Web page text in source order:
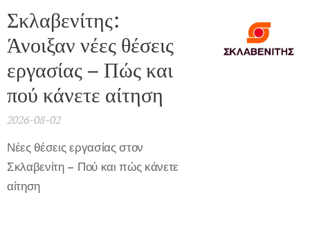
Σκλαβενίτης:
Άνοιξαν νέες θέσεις
εργασίας – Πώς και
πού κάνετε αίτηση
2026-08-02
Νέες θέσεις εργασίας στον
Σκλαβενίτη – Πού και πώς κάνετε
αίτηση